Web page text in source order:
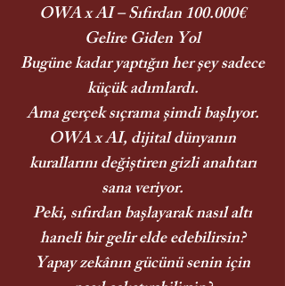
OWA x AI – Sıfırdan 100.000€
Gelire Giden Yol
Bugüne kadar yaptığın her şey sadece
küçük adımlardı.
Ama gerçek sıçrama şimdi başlıyor.
OWA x AI, dijital dünyanın
kurallarını değiştiren gizli anahtarı
sana veriyor.
Peki, sıfırdan başlayarak nasıl altı
haneli bir gelir elde edebilirsin?
Yapay zekânın gücünü senin için